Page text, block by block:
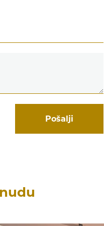
Pošalji